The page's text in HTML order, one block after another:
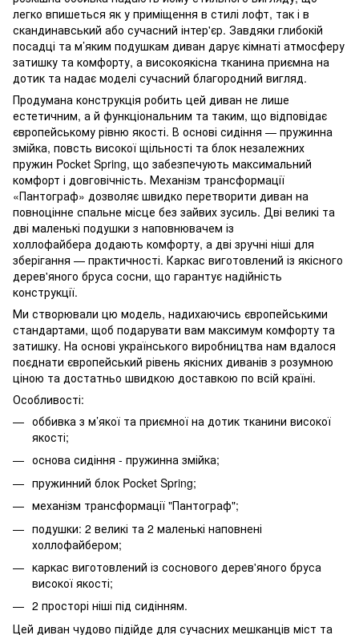
легко впишеться як у приміщення в стилі лофт, так і в
скандинавський або сучасний інтер'єр. Завдяки глибокій
посадці та м’яким подушкам диван дарує кімнаті атмосферу
затишку та комфорту, а високоякісна тканина приємна на
дотик та надає моделі сучасний благородний вигляд.
Продумана конструкція робить цей диван не лише
естетичним, а й функціональним та таким, що відповідає
європейському рівню якості. В основі сидіння — пружинна
змійка, повсть високої щільності та блок незалежних
пружин Pocket Spring, що забезпечують максимальний
комфорт і довговічність. Механізм трансформації
«Пантограф» дозволяє швидко перетворити диван на
повноцінне спальне місце без зайвих зусиль. Дві великі та
дві маленькі подушки з наповнювачем із
холлофайбера додають комфорту, а дві зручні ніші для
зберігання — практичності. Каркас виготовлений із якісного
дерев'яного бруса сосни, що гарантує надійність
конструкції.
Ми створювали цю модель, надихаючись європейськими
стандартами, щоб подарувати вам максимум комфорту та
затишку. На основі українського виробництва нам вдалося
поєднати європейський рівень якісних диванів з розумною
ціною та достатньо швидкою доставкою по всій країні.
Особливості:
оббивка з м’якої та приємної на дотик тканини високої
якості;
основа сидіння - пружинна змійка;
пружинний блок Pocket Spring;
механізм трансформації "Пантограф";
подушки: 2 великі та 2 маленькі наповнені
холлофайбером;
каркас виготовлений із соснового дерев'яного бруса
високої якості;
2 просторі ніші під сидінням.
Цей диван чудово підійде для сучасних мешканців міст та